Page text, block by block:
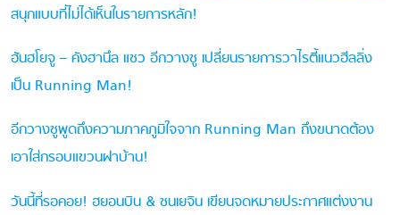
สนุกแบบที่ไม่ได้เห็นในรายการหลัก!
ฮันฮโยจู – คังฮานึล แซว อีกวางซู เปลี่ยนรายการวาไรตี้แนวฮีลลิ่ง
เป็น Running Man!
อีกวางซูพูดถึงความภาคภูมิใจจาก Running Man ถึงขนาดต้อง
เอาใส่กรอบแขวนฝาบ้าน!
วันนี้ที่รอคอย! ฮยอนบิน & ซนเยจิน เขียนจดหมายประกาศแต่งงาน